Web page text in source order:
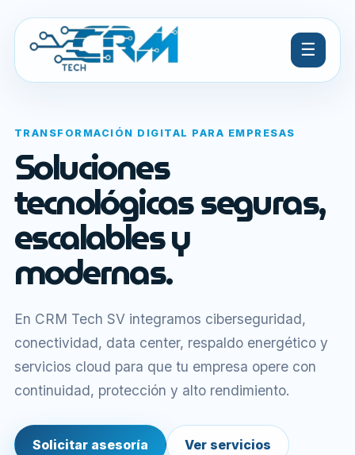
☰
TRANSFORMACIÓN DIGITAL PARA EMPRESAS
Soluciones
tecnológicas seguras,
escalables y
modernas.
En CRM Tech SV integramos ciberseguridad,
conectividad, data center, respaldo energético y
servicios cloud para que tu empresa opere con
continuidad, protección y alto rendimiento.
Solicitar asesoría Ver servicios